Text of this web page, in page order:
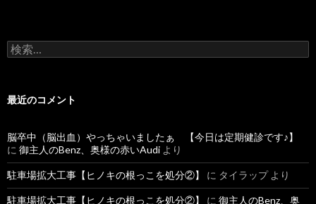
検
索
最近のコメント
脳卒中（脳出血）やっちゃいましたぁ 【今日は定期健診です♪】
に 御主人のBenz、奥様の赤いAudi より
駐車場拡大工事【ヒノキの根っこを処分②】 に タイラップより
駐車場拡大工事【ヒノキの根っこを処分②】 に 御主人のBenz、奥